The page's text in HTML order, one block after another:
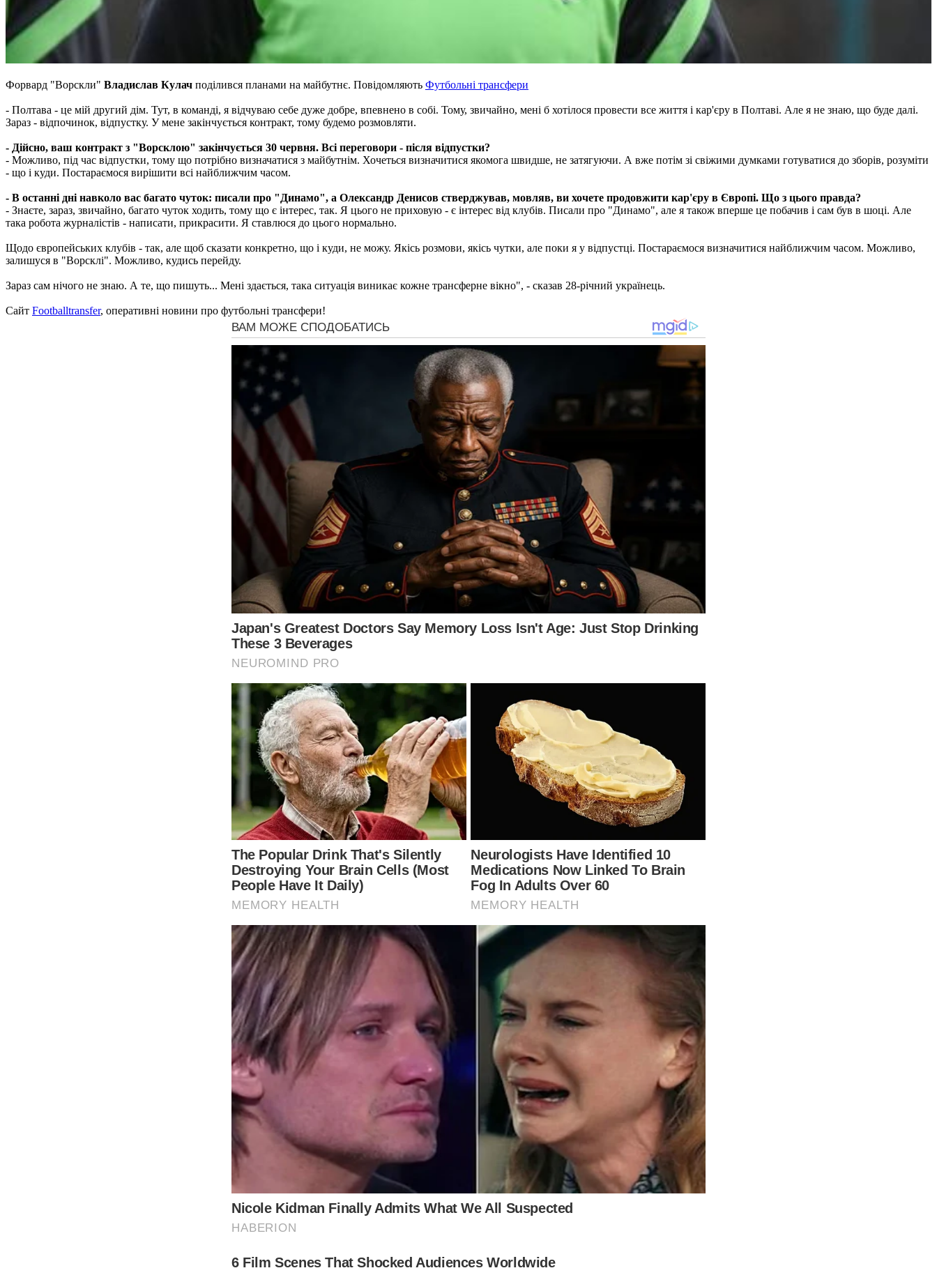
Форвард "Ворскли" Владислав Кулач поділився планами на майбутнє. Повідомляють Футбольні трансфери
- Полтава - це мій другий дім. Тут, в команді, я відчуваю себе дуже добре, впевнено в собі. Тому, звичайно, мені б хотілося провести все життя і кар'єру в Полтаві. Але я не знаю, що буде далі.
Зараз - відпочинок, відпустку. У мене закінчується контракт, тому будемо розмовляти.
- Дійсно, ваш контракт з "Ворсклою" закінчується 30 червня. Всі переговори - після відпустки?
- Можливо, під час відпустки, тому що потрібно визначатися з майбутнім. Хочеться визначитися якомога швидше, не затягуючи. А вже потім зі свіжими думками готуватися до зборів, розуміти
- що і куди. Постараємося вирішити всі найближчим часом.
- В останні дні навколо вас багато чуток: писали про "Динамо", а Олександр Денисов стверджував, мовляв, ви хочете продовжити кар'єру в Європі. Що з цього правда?
- Знаєте, зараз, звичайно, багато чуток ходить, тому що є інтерес, так. Я цього не приховую - є інтерес від клубів. Писали про "Динамо", але я також вперше це побачив і сам був в шоці. Але
така робота журналістів - написати, прикрасити. Я ставлюся до цього нормально.
Щодо європейських клубів - так, але щоб сказати конкретно, що і куди, не можу. Якісь розмови, якісь чутки, але поки я у відпустці. Постараємося визначитися найближчим часом. Можливо,
залишуся в "Ворсклі". Можливо, кудись перейду.
Зараз сам нічого не знаю. А те, що пишуть... Мені здається, така ситуація виникає кожне трансферне вікно", - сказав 28-річний українець.
Сайт Footballtransfer, оперативні новини про футбольні трансфери!